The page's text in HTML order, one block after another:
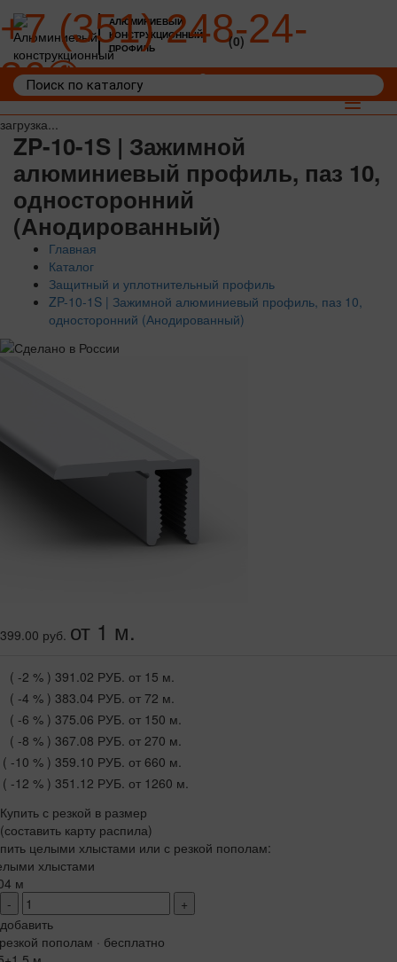
загрузка...
АЛЮМИНИЕВЫЙ
КОНСТРУКЦИОННЫЙ
ПРОФИЛЬ
+7 (351) 248-24-
36
(0)
Toggle
ZP-10-1S | Зажимной
алюминиевый профиль, паз 10,
односторонний
(Анодированный)
Главная
Каталог
Защитный и уплотнительный профиль
ZP-10-1S | Зажимной алюминиевый профиль, паз 10,
односторонний (Анодированный)
399.00 руб. от 1 м.
( -2 % ) 391.02 РУБ. от 15 м.
( -4 % ) 383.04 РУБ. от 72 м.
( -6 % ) 375.06 РУБ. от 150 м.
( -8 % ) 367.08 РУБ. от 270 м.
( -10 % ) 359.10 РУБ. от 660 м.
( -12 % ) 351.12 РУБ. от 1260 м.
Купить с резкой в размер
(составить карту распила)
целыми хлыстами или с резкой пополам:
хлыстами
м
-
+
добавить
пополам · бесплатно